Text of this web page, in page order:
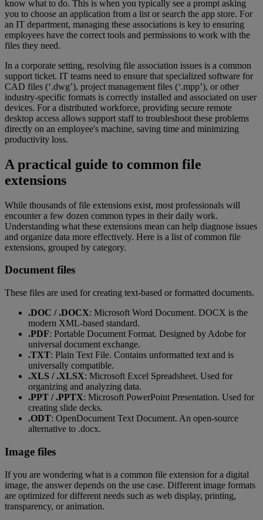
know what to do. This is when you typically see a prompt asking
you to choose an application from a list or search the app store. For
an IT department, managing these associations is key to ensuring
employees have the correct tools and permissions to work with the
files they need.
In a corporate setting, resolving file association issues is a common
support ticket. IT teams need to ensure that specialized software for
CAD files (‘.dwg’), project management files (‘.mpp’), or other
industry-specific formats is correctly installed and associated on user
devices. For a distributed workforce, providing secure remote
desktop access allows support staff to troubleshoot these problems
directly on an employee's machine, saving time and minimizing
productivity loss.
A practical guide to common file
extensions
While thousands of file extensions exist, most professionals will
encounter a few dozen common types in their daily work.
Understanding what these extensions mean can help diagnose issues
and organize data more effectively. Here is a list of common file
extensions, grouped by category.
Document files
These files are used for creating text-based or formatted documents.
.DOC / .DOCX: Microsoft Word Document. DOCX is the
modern XML-based standard.
.PDF: Portable Document Format. Designed by Adobe for
universal document exchange.
.TXT: Plain Text File. Contains unformatted text and is
universally compatible.
.XLS / .XLSX: Microsoft Excel Spreadsheet. Used for
organizing and analyzing data.
.PPT / .PPTX: Microsoft PowerPoint Presentation. Used for
creating slide decks.
.ODT: OpenDocument Text Document. An open-source
alternative to .docx.
Image files
If you are wondering what is a common file extension for a digital
image, the answer depends on the use case. Different image formats
are optimized for different needs such as web display, printing,
transparency, or animation.